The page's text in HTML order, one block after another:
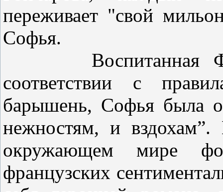
переживает "свой
Софья.
соответствии с
барышень, Софья была
нежностям, и
окружающем мире
французских